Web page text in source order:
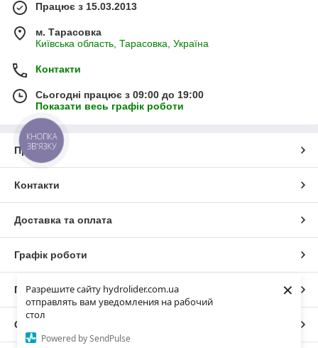
Разрешите сайту hydrolider.com.ua
отправлять вам уведомления на рабочий
стол
Powered by SendPulse
×
Працює з 15.03.2013
м. Тарасовка
Київська область, Тарасовка, Україна
Контакти
Сьогодні працює з 09:00 до 19:00
Показати весь графік роботи
Про нас
Контакти
Доставка та оплата
Графік роботи
Повна версія сайту
Сайт створено на маркетплейсі
КНОПКА
ЗВ'ЯЗКУ